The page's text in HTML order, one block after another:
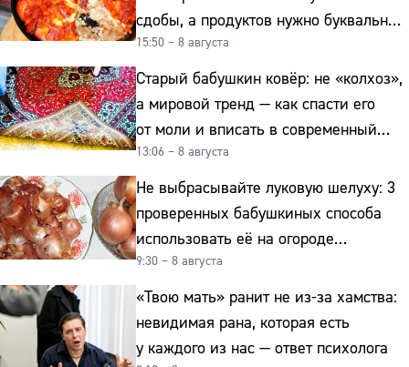
сдобы, а продуктов нужно буквально
копейки
15:50 – 8 августа
Старый бабушкин ковёр: не «колхоз»,
а мировой тренд — как спасти его
от моли и вписать в современный
интерьер
13:06 – 8 августа
Не выбрасывайте луковую шелуху: 3
проверенных бабушкиных способа
использовать её на огороде
и для здоровья этой зимой
9:30 – 8 августа
«Твою мать» ранит не из-за хамства:
невидимая рана, которая есть
у каждого из нас — ответ психолога